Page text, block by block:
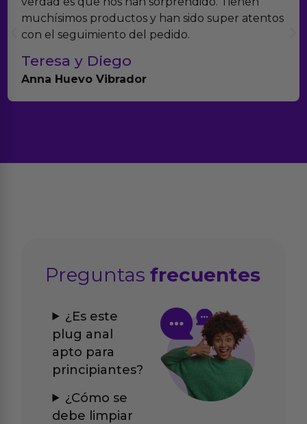
muchísimos productos y han sido super atentos
con el seguimiento del pedido.
Teresa y Diego
Anna Huevo Vibrador
Preguntasfrecuentes
¿Es este
plug anal
apto para
principiantes?
¿Cómo se
debe limpiar